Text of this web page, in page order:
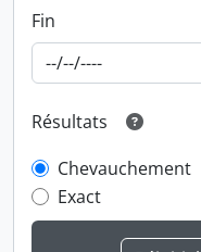
Fin
Résultats
Chevauchement
Exact